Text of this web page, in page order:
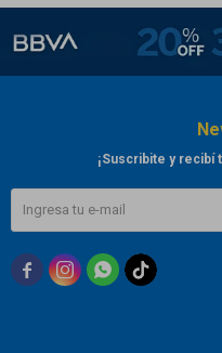
¡Suscribite y recibí
  